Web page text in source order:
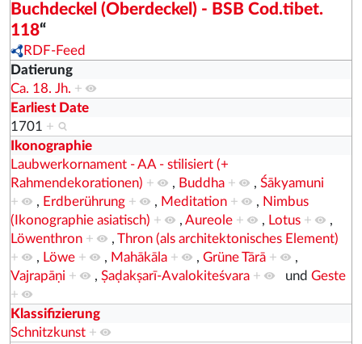
Buchdeckel (Oberdeckel) - BSB Cod.tibet.
118“
RDF-Feed
Datierung
Ca. 18. Jh. +
Earliest Date
1701 +
Ikonographie
Laubwerkornament - AA - stilisiert (+
Rahmendekorationen) + , Buddha + , Śākyamuni
+
, Erdberührung + , Meditation + , Nimbus
(Ikonographie asiatisch) + , Aureole + , Lotus +
,
Löwenthron + , Thron (als architektonisches Element)
+
, Löwe + , Mahākāla + , Grüne Tārā +
,
Vajrapāṇi + , Ṣaḍakṣarī-Avalokiteśvara + und Geste
+
Klassifizierung
Schnitzkunst +